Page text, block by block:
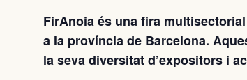
FirAnoia és una fira
a la província de Barcelona.
la seva diversitat d’expositors i